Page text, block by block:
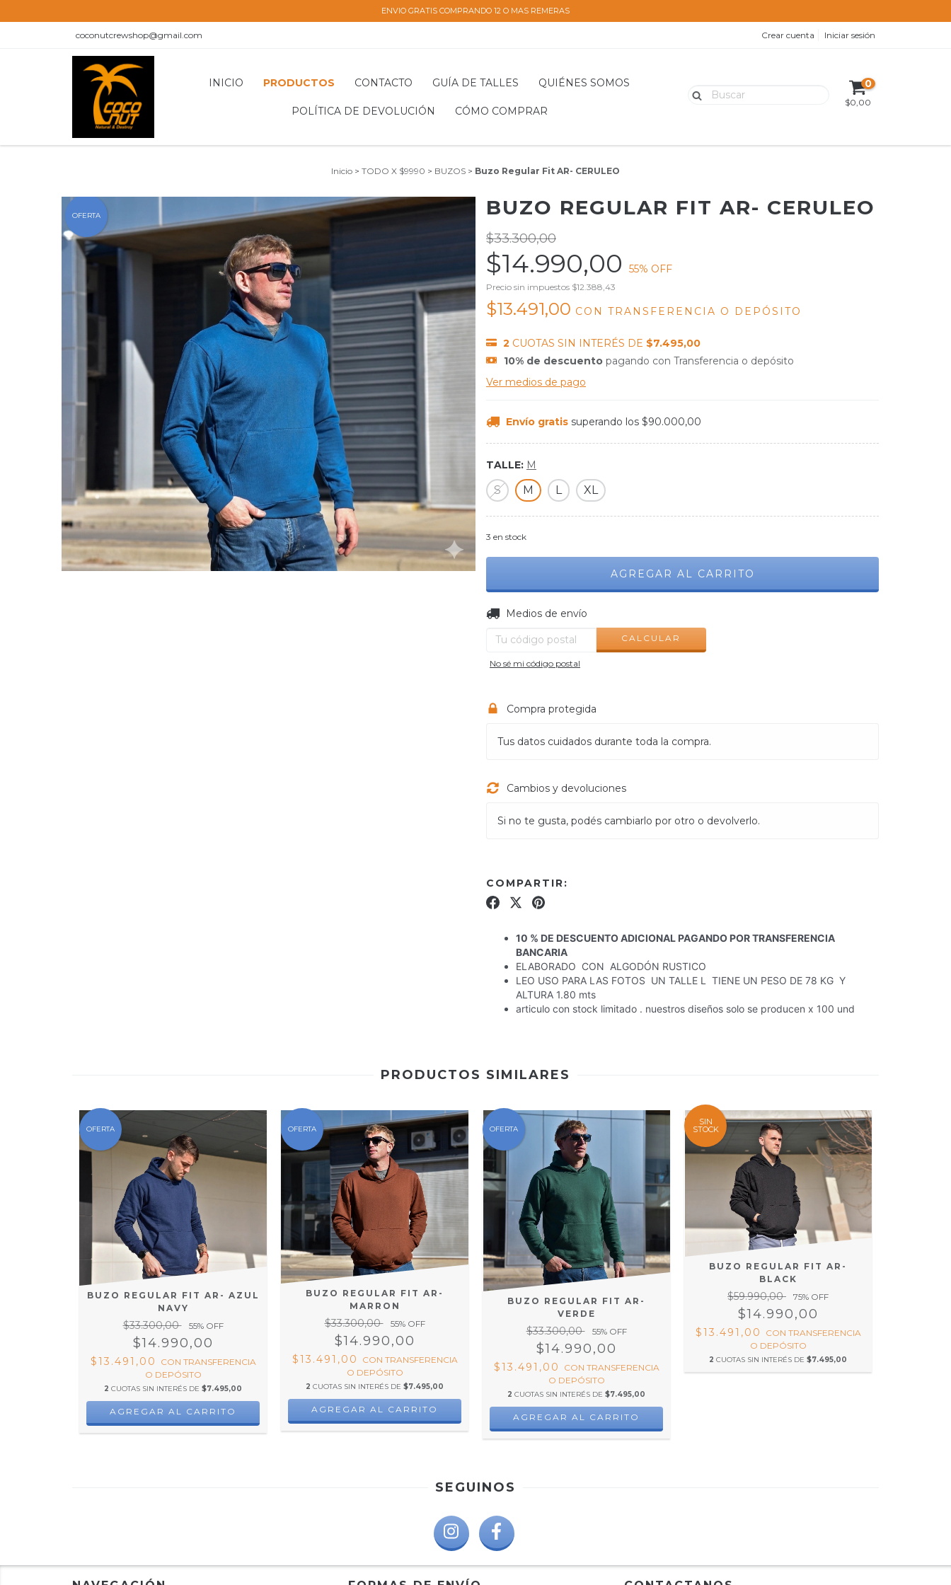
ENVIO GRATIS COMPRANDO 12 O MAS REMERAS
coconutcrewshop@gmail.com Crear cuenta Iniciar sesión
INICIO PRODUCTOS CONTACTO GUÍA DE TALLES QUIÉNES SOMOS
POLÍTICA DE DEVOLUCIÓN CÓMO COMPRAR
0
$0,00
Inicio > TODO X $9990 > BUZOS > Buzo Regular Fit AR- CERULEO
OFERTA BUZO REGULAR FIT AR- CERULEO
$33.300,00
$14.990,00 55% OFF
Precio sin impuestos $12.388,43
$13.491,00 CON TRANSFERENCIA O DEPÓSITO
2 CUOTAS SIN INTERÉS DE $7.495,00
10% de descuento pagando con Transferencia o depósito
Ver medios de pago
Envío gratis superando los $90.000,00
TALLE: M
S M L XL
3 en stock
Entregas para el CP:
Medios de envío
CALCULAR
No sé mi código postal
Compra protegida
Tus datos cuidados durante toda la compra.
Cambios y devoluciones
Si no te gusta, podés cambiarlo por otro o devolverlo.
COMPARTIR:
10 % DE DESCUENTO ADICIONAL PAGANDO POR TRANSFERENCIA
BANCARIA
ELABORADO CON ALGODÓN RUSTICO
LEO USO PARA LAS FOTOS UN TALLE L TIENE UN PESO DE 78 KG Y
ALTURA 1.80 mts
articulo con stock limitado . nuestros diseños solo se producen x 100 und
PRODUCTOS SIMILARES
OFERTA
BUZO REGULAR FIT AR- AZUL
NAVY
$33.300,00 55% OFF
$14.990,00
$13.491,00 CON TRANSFERENCIA
O DEPÓSITO
2 CUOTAS SIN INTERÉS DE $7.495,00
AGREGAR AL CARRITO
OFERTA
BUZO REGULAR FIT AR-
MARRON
$33.300,00 55% OFF
$14.990,00
$13.491,00 CON TRANSFERENCIA
O DEPÓSITO
2 CUOTAS SIN INTERÉS DE $7.495,00
AGREGAR AL CARRITO
OFERTA
BUZO REGULAR FIT AR-
VERDE
$33.300,00 55% OFF
$14.990,00
$13.491,00 CON TRANSFERENCIA
O DEPÓSITO
2 CUOTAS SIN INTERÉS DE $7.495,00
AGREGAR AL CARRITO
SIN
STOCK
BUZO REGULAR FIT AR-
BLACK
$59.990,00 75% OFF
$14.990,00
$13.491,00 CON TRANSFERENCIA
O DEPÓSITO
2 CUOTAS SIN INTERÉS DE $7.495,00
SEGUINOS